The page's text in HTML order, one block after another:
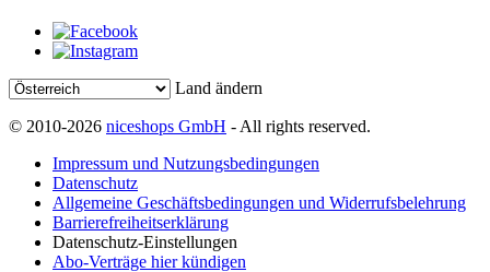
Land ändern
© 2010-2026 niceshops GmbH - All rights reserved.
Impressum und Nutzungsbedingungen
Datenschutz
Allgemeine Geschäftsbedingungen und Widerrufsbelehrung
Barrierefreiheitserklärung
Datenschutz-Einstellungen
Abo-Verträge hier kündigen